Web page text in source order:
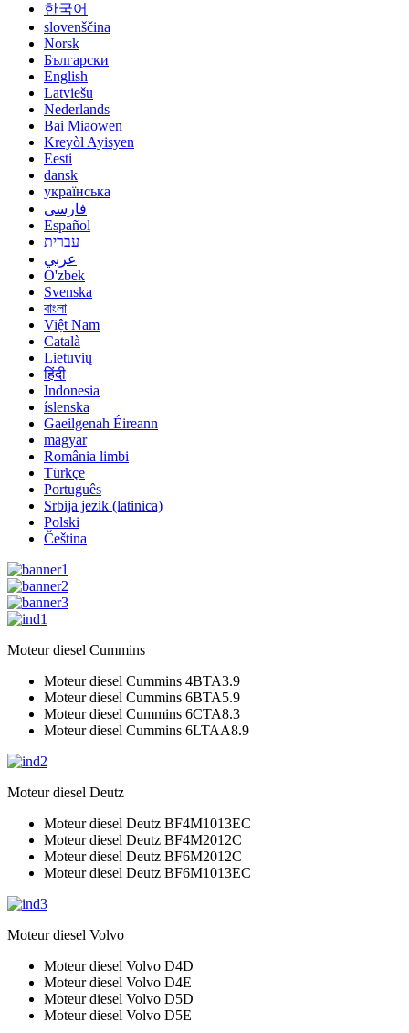
한국어
slovenščina
Norsk
Български
English
Latviešu
Nederlands
Bai Miaowen
Kreyòl Ayisyen
Eesti
dansk
українська
فارسی
Español
עברית
عربي
O'zbek
Svenska
বাংলা
Việt Nam
Català
Lietuvių
हिंदी
Indonesia
íslenska
Gaeilgenah Éireann
magyar
România limbi
Türkçe
Português
Srbija jezik (latinica)
Polski
Čeština
Moteur diesel Cummins
Moteur diesel Cummins 4BTA3.9
Moteur diesel Cummins 6BTA5.9
Moteur diesel Cummins 6CTA8.3
Moteur diesel Cummins 6LTAA8.9
Moteur diesel Deutz
Moteur diesel Deutz BF4M1013EC
Moteur diesel Deutz BF4M2012C
Moteur diesel Deutz BF6M2012C
Moteur diesel Deutz BF6M1013EC
Moteur diesel Volvo
Moteur diesel Volvo D4D
Moteur diesel Volvo D4E
Moteur diesel Volvo D5D
Moteur diesel Volvo D5E